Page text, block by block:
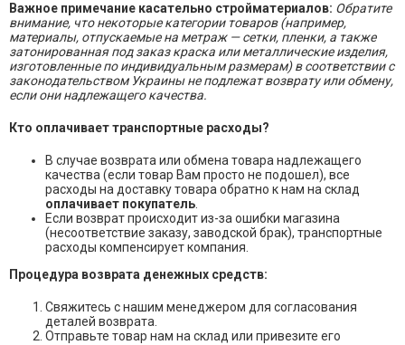
Важное примечание касательно стройматериалов: Обратите
внимание, что некоторые категории товаров (например,
материалы, отпускаемые на метраж — сетки, пленки, а также
затонированная под заказ краска или металлические изделия,
изготовленные по индивидуальным размерам) в соответствии с
законодательством Украины не подлежат возврату или обмену,
если они надлежащего качества.
Кто оплачивает транспортные расходы?
В случае возврата или обмена товара надлежащего
качества (если товар Вам просто не подошел), все
расходы на доставку товара обратно к нам на склад
оплачивает покупатель
Если возврат происходит из-за ошибки магазина
(несоответствие заказу, заводской брак), транспортные
расходы компенсирует компания.
Процедура возврата денежных средств:
Свяжитесь с нашим менеджером для согласования
деталей возврата.
Отправьте товар нам на склад или привезите его